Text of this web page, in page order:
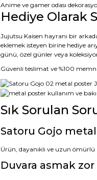
Anime ve gamer odası
Hediye Olarak
Jujutsu Kaisen hayranı bir
eklemek isteyen birine hediye
günü, özel günler veya
Güvenli teslimat ve %100
Sık Sorulan
Satoru Gojo
Ürün, dayanıklı ve uzun
Duvara asmak